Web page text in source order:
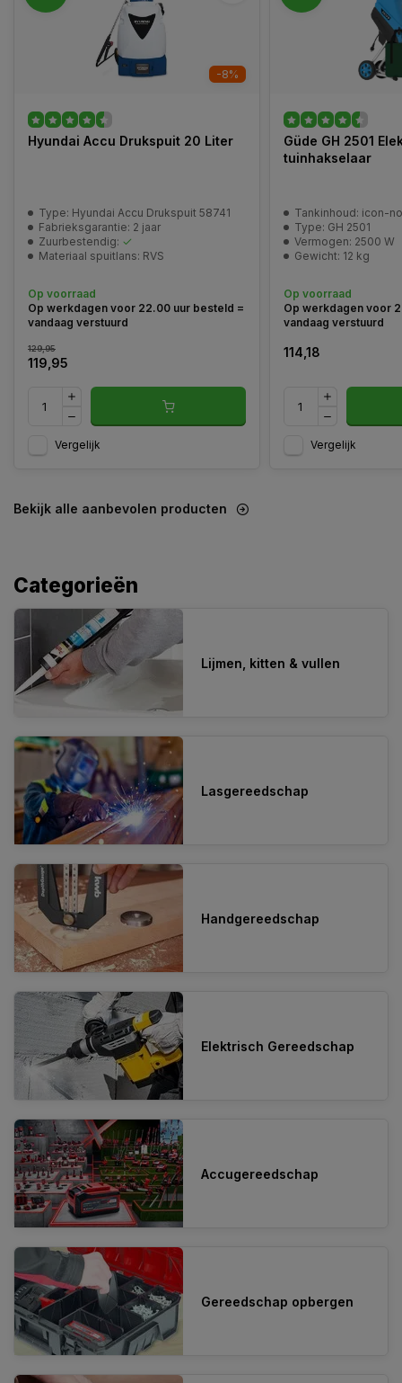
-8%
Hyundai Accu Drukspuit 20 Liter
Type: Hyundai Accu Drukspuit 58741
Fabrieksgarantie: 2 jaar
Zuurbestendig:
Materiaal spuitlans: RVS
Op voorraad
Op werkdagen voor 22.00 uur besteld =
vandaag verstuurd
129,95
119,95
Vergelijk
Güde GH 2501
tuinhakselaar
Tankinhoud: icon-
Type: GH 2501
Vermogen: 2500 W
Gewicht: 12 kg
Op voorraad
Op werkdagen voor
vandaag verstuurd
114,18
Vergelijk
Bekijk alle aanbevolen producten
Categorieën
Lijmen, kitten & vullen
Lasgereedschap
Handgereedschap
Elektrisch Gereedschap
Accugereedschap
Gereedschap opbergen